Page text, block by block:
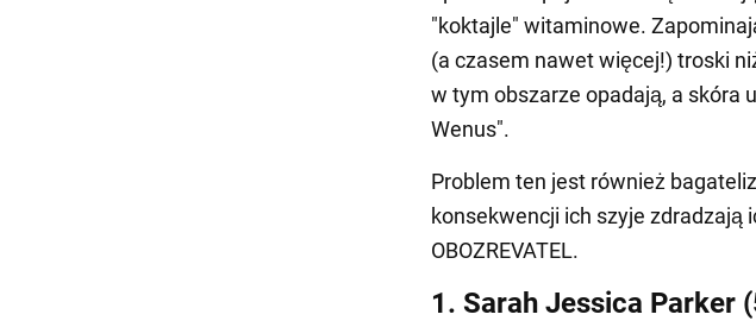
"koktajle" witaminowe.
(a czasem nawet więcej!) troski
w tym obszarze opadają, a skóra
Wenus".
Problem ten jest również
konsekwencji ich szyje zdradzają
OBOZREVATEL.
1. Sarah Jessica Parker